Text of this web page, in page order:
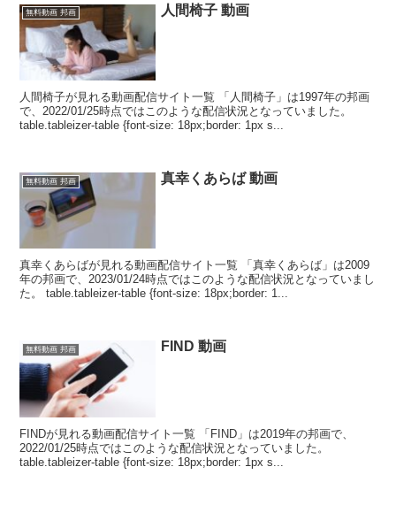
無料動画 邦画 人間椅子 動画
人間椅子が見れる動画配信サイト一覧 「人間椅子」は1997年の邦画
で、2022/01/25時点ではこのような配信状況となっていました。
table.tableizer-table {font-size: 18px;border: 1px s...
無料動画 邦画 真幸くあらば 動画
真幸くあらばが見れる動画配信サイト一覧 「真幸くあらば」は2009
年の邦画で、2023/01/24時点ではこのような配信状況となっていまし
た。 table.tableizer-table {font-size: 18px;border: 1...
無料動画 邦画 FIND 動画
FINDが見れる動画配信サイト一覧 「FIND」は2019年の邦画で、
2022/01/25時点ではこのような配信状況となっていました。
table.tableizer-table {font-size: 18px;border: 1px s...